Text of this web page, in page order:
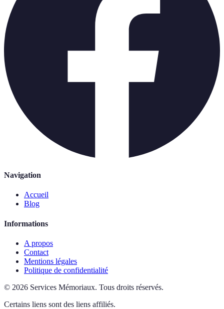
Navigation
Accueil
Blog
Informations
A propos
Contact
Mentions légales
Politique de confidentialité
© 2026 Services Mémoriaux. Tous droits réservés.
Certains liens sont des liens affiliés.